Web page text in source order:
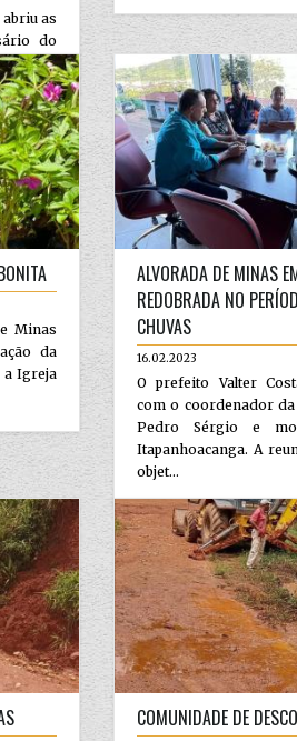
as
do
Minas
da
a Igreja
ALVORADA DE MINAS
REDOBRADA NO
CHUVAS
16.02.2023
O prefeito Valter
com o coordenador
Pedro Sérgio e
Itapanhoacanga. A
objet...
COMUNIDADE DE